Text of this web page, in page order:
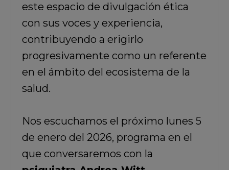
este espacio de divulgación ética
con sus voces y experiencia,
contribuyendo a erigirlo
progresivamente como un referente
en el ámbito del ecosistema de la
salud.
Nos escuchamos el próximo lunes 5
de enero del 2026, programa en el
que conversaremos con la